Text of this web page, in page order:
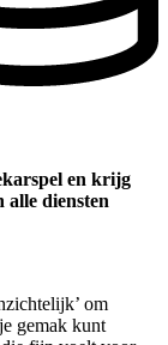
en krijg
alle diensten
om
gemak kunt